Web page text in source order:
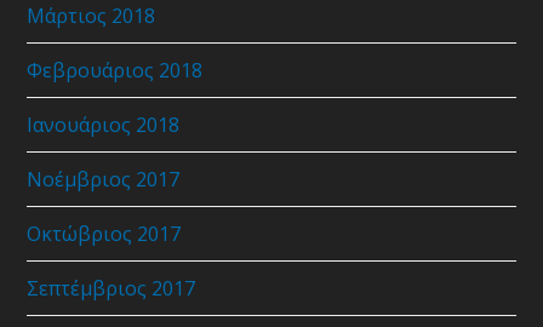
Μάρτιος 2018
Φεβρουάριος 2018
Ιανουάριος 2018
Νοέμβριος 2017
Οκτώβριος 2017
Σεπτέμβριος 2017